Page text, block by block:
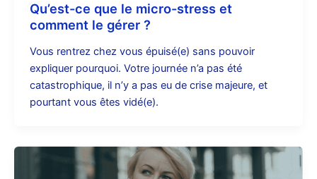
Qu’est-ce que le micro-stress et
comment le gérer ?
Vous rentrez chez vous épuisé(e) sans pouvoir
expliquer pourquoi. Votre journée n’a pas été
catastrophique, il n’y a pas eu de crise majeure, et
pourtant vous êtes vidé(e).